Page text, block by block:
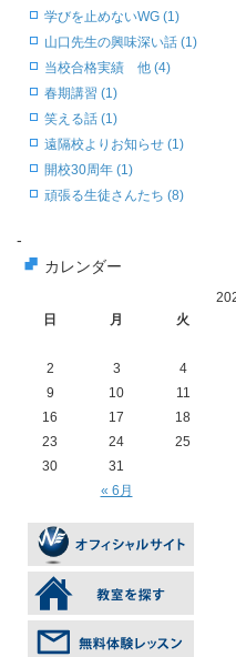
学びを止めないWG (1)
山口先生の興味深い話 (1)
当校合格実績 他 (4)
春期講習 (1)
笑える話 (1)
遠隔校よりお知らせ (1)
開校30周年 (1)
頑張る生徒さんたち (8)
-
カレンダー
日
月 火
« 6月
2
3 4
9
10 11
16
17 18
23
24 25
30
31